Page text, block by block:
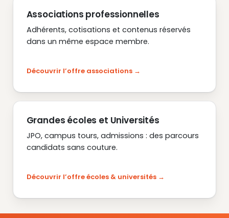
Associations professionnelles
Adhérents, cotisations et contenus réservés
dans un même espace membre.
Découvrir l’offre associations
Grandes écoles et Universités
JPO, campus tours, admissions : des parcours
candidats sans couture.
Découvrir l’offre écoles & universités